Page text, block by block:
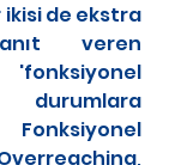
ikisi de ekstra
veren